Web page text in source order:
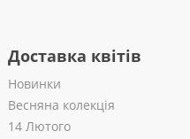
Доставка квітів
Новинки
Весняна колекція
14 Лютого